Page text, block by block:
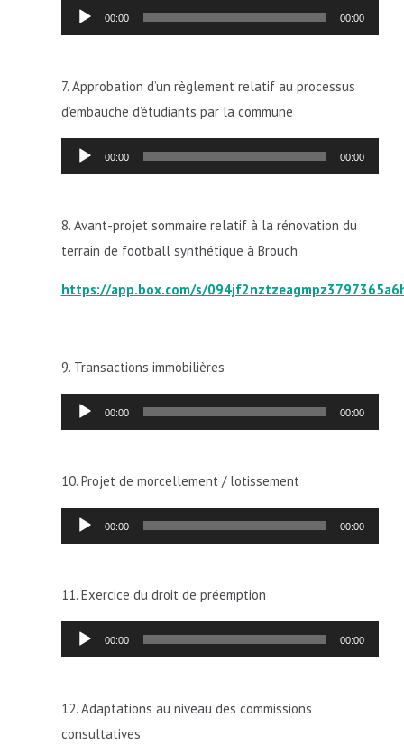
Lecteur
audio
00:00 00:00
7. Approbation d’un règlement relatif au processus
d’embauche d’étudiants par la commune
Lecteur
audio
00:00 00:00
8. Avant-projet sommaire relatif à la rénovation du
terrain de football synthétique à Brouch
https://app.box.com/s/
9. Transactions immobilières
Lecteur
audio
00:00 00:00
10. Projet de morcellement / lotissement
Lecteur
audio
00:00 00:00
11. Exercice du droit de préemption
Lecteur
audio
00:00 00:00
12. Adaptations au niveau des commissions
consultatives